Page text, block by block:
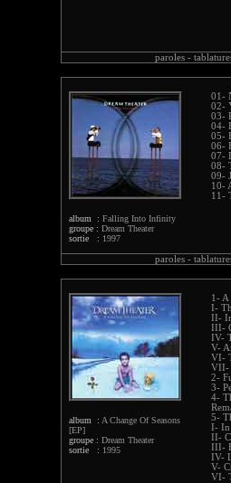
paroles -
album : Falling Into Infinity
groupe : Dream Theater
sortie : 1997
01-
02-
03-
04-
05-
06-
07-
08-
09-
10-
11-
paroles -
album : A Change Of Seasons
[EP]
groupe : Dream Theater
sortie : 1995
1- A
I-
II-
III-
IV-
V-
VI-
VII-
2-
3-
4-
5-
I- In
II-
III-
IV-
V-
VI-